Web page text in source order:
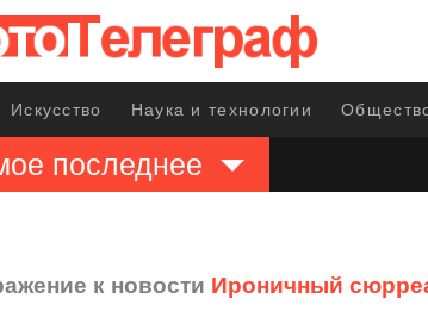
Искусство Наука и технологии
последнее
к новости Ироничный